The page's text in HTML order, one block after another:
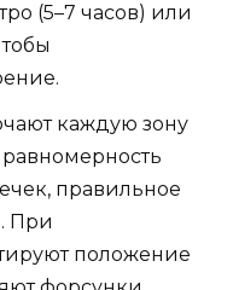
(5–7 часов) или
каждую зону
правильное
При
положение